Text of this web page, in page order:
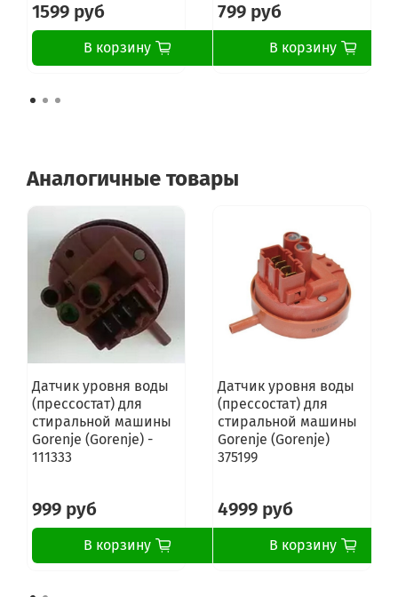
1599 руб
В корзину
799 руб
В корзину
Аналогичные товары
Датчик уровня воды
(прессостат) для
стиральной машины
Gorenje (Gorenje) -
111333
999 руб
В корзину
Датчик уровня воды
(прессостат) для
стиральной машины
Gorenje (Gorenje)
375199
4999 руб
В корзину